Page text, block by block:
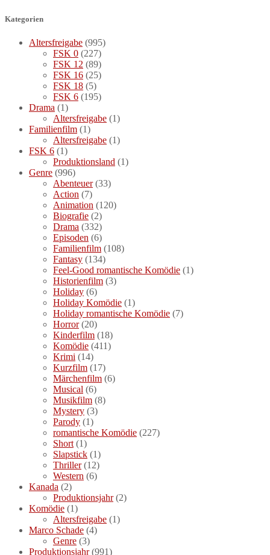
Kategorien
Altersfreigabe (995)
FSK 0 (227)
FSK 12 (89)
FSK 16 (25)
FSK 18 (5)
FSK 6 (195)
Drama (1)
Altersfreigabe (1)
Familienfilm (1)
Altersfreigabe (1)
FSK 6 (1)
Produktionsland (1)
Genre (996)
Abenteuer(33)
Action (7)
Animation (120)
Biografie (2)
Drama (332)
Episoden (6)
Familienfilm (108)
Fantasy (134)
Feel-Good romantische Komödie (1)
Historienfilm (3)
Holiday (6)
Holiday Komödie (1)
Holiday romantische Komödie (7)
Horror(20)
Kinderfilm (18)
Komödie (411)
Krimi (14)
Kurzfilm (17)
Märchenfilm (6)
Musical (6)
Musikfilm (8)
Mystery (3)
Parody (1)
romantische Komödie (227)
Short (1)
Slapstick (1)
Thriller(12)
Western (6)
Kanada (2)
Produktionsjahr(2)
Komödie (1)
Altersfreigabe (1)
Marco Schade (4)
Genre (3)
Produktionsjahr(991)